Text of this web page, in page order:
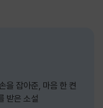
을 잡아준, 마음 한 켠
받은 소설